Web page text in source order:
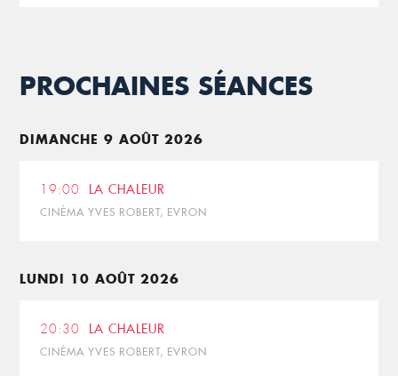
PROCHAINES SÉANCES
DIMANCHE 9 AOÛT 2026
19:00 LA CHALEUR
CINÉMA YVES ROBERT, EVRON
LUNDI 10 AOÛT 2026
20:30 LA CHALEUR
CINÉMA YVES ROBERT, EVRON